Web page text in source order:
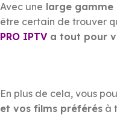
Avec une large gamme
être certain de trouver
PRO IPTV a tout pour
En plus de cela, vous
et vos films préférés à